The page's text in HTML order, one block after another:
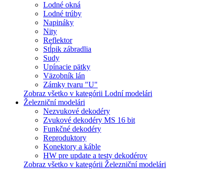
Lodné okná
Lodné trúby
Napináky
Nity
Reflektor
Stĺpik zábradlia
Sudy
Upínacie pätky
Väzobník lán
Zámky tvaru "U"
Zobraz všetko v kategórii Lodní modelári
Železniční modelári
Nezvukové dekodéry
Zvukové dekodéry MS 16 bit
Funkčné dekodéry
Reproduktory
Konektory a káble
HW pre update a testy dekodérov
Zobraz všetko v kategórii Železniční modelári